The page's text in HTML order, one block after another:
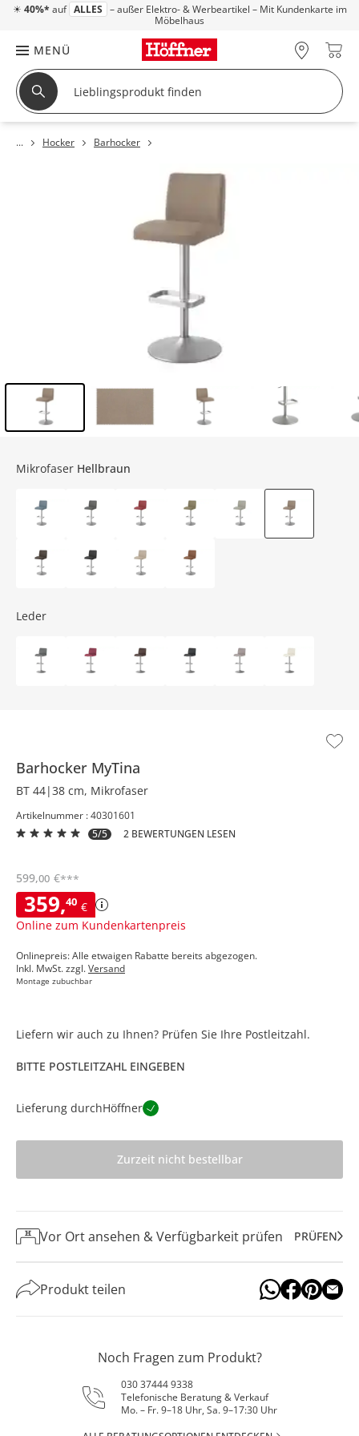
☀ 40%* auf ALLES – außer Elektro- & Werbeartikel – Mit Kundenkarte im
Möbelhaus
MENÜ
Hocker Barhocker
Barhocker MyTina
BT 44|38 cm, Mikrofaser
Artikelnummer : 40301601
5/5
2 BEWERTUNGEN LESEN
359,40 €
Online zum Kundenkartenpreis
599,00 €***
Onlinepreis: Alle etwaigen Rabatte bereits abgezogen.
Inkl. MwSt. zzgl.Versand
Montage zubuchbar
Mikrofaser Hellbraun
Leder
Liefern wir auch zu Ihnen? Prüfen Sie Ihre Postleitzahl.
BITTE POSTLEITZAHL EINGEBEN
Lieferung durchHöffner
Zurzeit nicht bestellbar
Vor Ort ansehen & Verfügbarkeit prüfen PRÜFEN
Produkt teilen
Noch Fragen zum Produkt?
030 37444 9338
Telefonische Beratung & Verkauf
Mo. – Fr. 9–18 Uhr, Sa. 9–17:30 Uhr